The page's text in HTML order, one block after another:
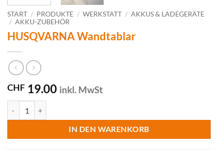
START / PRODUKTE / WERKSTATT / AKKUS & LADEGERÄTE
/ AKKU-ZUBEHÖR
HUSQVARNA Wandtablar
CHF 19.00 inkl. MwSt
IN DEN WARENKORB